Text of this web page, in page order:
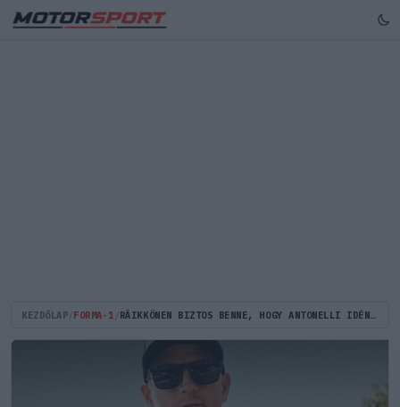
KEZDŐLAP FORMA-1 RÄIKKÖNEN BIZTOS BENNE, HOGY ANTONELLI IDÉN FELÉRHET A FORMA–1 CSÚCSÁRA